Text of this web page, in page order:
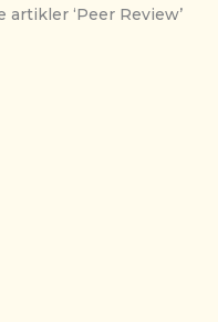
‘Peer Review’